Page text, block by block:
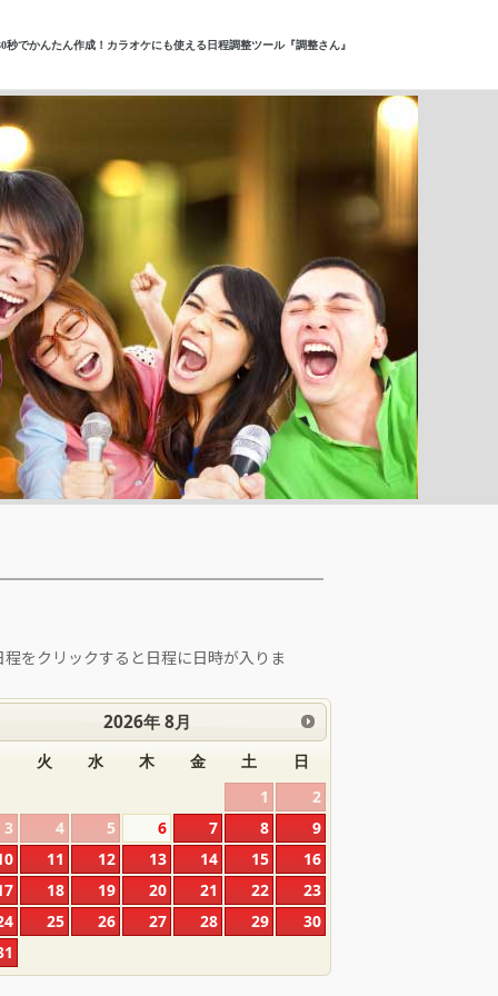
秒でかんたん作成！カラオケにも使える日程調整ツール『調整さん』
をクリックすると日程に日時が入りま
2026年8月
火 水 木 金 土
日
1
2
3
4 5 6 7 8
9
11 12 13 14 15
16
18 19 20 21 22
23
25 26 27 28 29
30